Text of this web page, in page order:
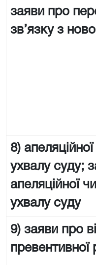
заяви про
зв’язку з
8)
ухвалу суду;
апеляційної
ухвалу суду
9) заяви про
превентивної